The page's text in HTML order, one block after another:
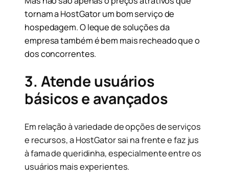
tornam a HostGator um bom serviço de
hospedagem. O leque de soluções da
empresa também é bem mais recheado que o
dos concorrentes.
3. Atende usuários
básicos e avançados
Em relação à variedade de opções de serviços
e recursos, a HostGator sai na frente e faz jus
à fama de queridinha, especialmente entre os
usuários mais experientes.